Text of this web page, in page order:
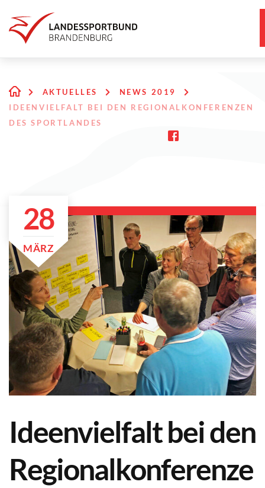
AKTUELLES
NEWS 2019
IDEENVIELFALT BEI DEN REGIONALKONFERENZEN
DES SPORTLANDES
28
MÄRZ
Ideenvielfalt bei den
Regionalkonferenze